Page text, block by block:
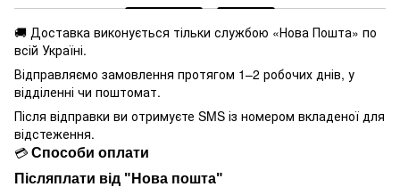
🚚 Доставка виконується тільки службою «Нова Пошта» по
всій Україні.
Відправляємо замовлення протягом 1–2 робочих днів, у
відділенні чи поштомат.
Після відправки ви отримуєте SMS із номером вкладеної для
відстеження.
💳 Способи оплати
Післяплати від "Нова пошта"